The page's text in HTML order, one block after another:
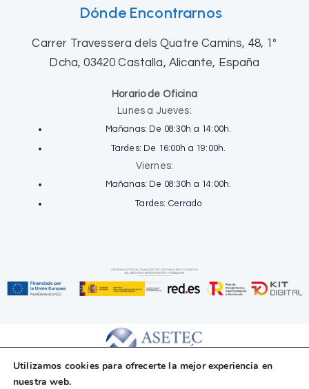
Dónde Encontrarnos
Carrer Travessera dels Quatre Camins, 48, 1º
Dcha, 03420 Castalla, Alicante, España
Horario de Oficina
Lunes a Jueves:
Mañanas: De 08:30h a 14:00h.
Tardes: De 16:00h a 19:00h.
Viernes:
Mañanas: De 08:30h a 14:00h.
Tardes: Cerrado
Copyright © 2025 Asetec Fiscal, S.L. Todos los
Utilizamos cookies para ofrecerte la mejor experiencia en
nuestra web.